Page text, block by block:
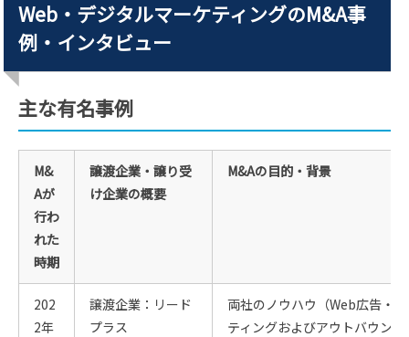
Web・デジタルマーケティングのM&A事
例・インタビュー
主な有名事例
M&
Aが
行わ
れた
時期
譲渡企業・譲り受
け企業の概要
M&Aの目的・背景
202
2年
譲渡企業：リード
プラス
両社のノウハウ（Web広告・
ティングおよびアウトバウンド